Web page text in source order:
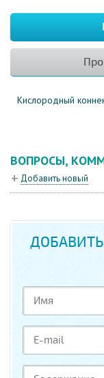
Кислородный
ВОПРОСЫ,
Добавить новый